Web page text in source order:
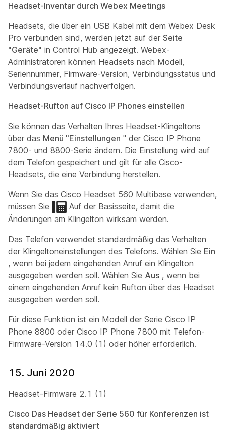
Headset-Inventar durch Webex Meetings
Headsets, die über ein USB Kabel mit dem Webex Desk
Pro verbunden sind, werden jetzt auf der Seite
"Geräte" in Control Hub angezeigt. Webex-
Administratoren können Headsets nach Modell,
Seriennummer, Firmware-Version, Verbindungsstatus und
Verbindungsverlauf nachverfolgen.
Headset-Rufton auf Cisco IP Phones einstellen
Sie können das Verhalten Ihres Headset-Klingeltons
über das Menü "Einstellungen " der Cisco IP Phone
7800- und 8800-Serie ändern. Die Einstellung wird auf
dem Telefon gespeichert und gilt für alle Cisco-
Headsets, die eine Verbindung herstellen.
Wenn Sie das Cisco Headset 560 Multibase verwenden,
müssen Sie
Auf der Basisseite, damit die
Änderungen am Klingelton wirksam werden.
Das Telefon verwendet standardmäßig das Verhalten
der Klingeltoneinstellungen des Telefons. Wählen Sie Ein
, wenn bei jedem eingehenden Anruf ein Klingelton
ausgegeben werden soll. Wählen Sie Aus , wenn bei
einem eingehenden Anruf kein Rufton über das Headset
ausgegeben werden soll.
Für diese Funktion ist ein Modell der Serie Cisco IP
Phone 8800 oder Cisco IP Phone 7800 mit Telefon-
Firmware-Version 14.0 (1) oder höher erforderlich.
15. Juni 2020
Headset-Firmware 2.1 (1)
Cisco Das Headset der Serie 560 für Konferenzen ist
standardmäßig aktiviert